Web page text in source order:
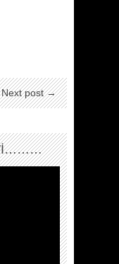
Next post →